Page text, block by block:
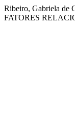
Ribeiro, Gabriela
FATORES